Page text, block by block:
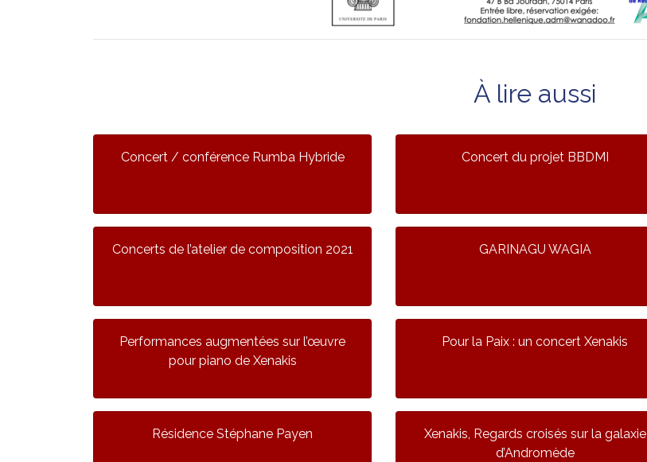
À lire aussi
Concert / conférence Rumba Hybride Concert du projet BBDMI
Concerts de l’atelier de composition 2021 GARINAGU WAGIA
Performances augmentées sur l’œuvre
pour piano de Xenakis
Pour la Paix : un concert Xenakis
Résidence Stéphane Payen
Xenakis, Regards croisés sur la galaxie
d’Andromède